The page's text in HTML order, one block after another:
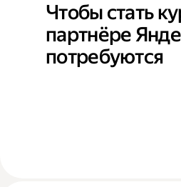
Чтобы стать
партнёре
потребуются